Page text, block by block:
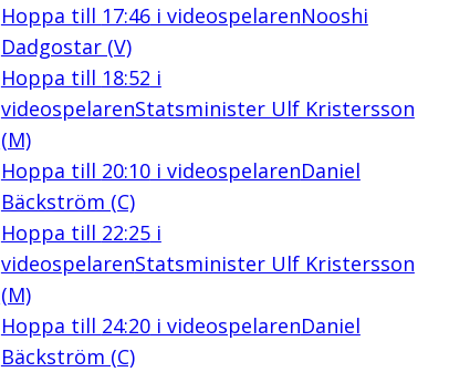
Hoppa till 17:46i videospelarenNooshi
Dadgostar (V)
Hoppa till 18:52 i
videospelarenStatsminister Ulf Kristersson
(M)
Hoppa till 20:10i videospelarenDaniel
Bäckström (C)
Hoppa till 22:25i
videospelarenStatsminister Ulf Kristersson
(M)
Hoppa till 24:20i videospelarenDaniel
Bäckström (C)